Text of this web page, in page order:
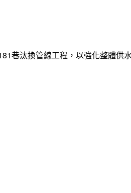
巷汰換管線工程，以強化整體供